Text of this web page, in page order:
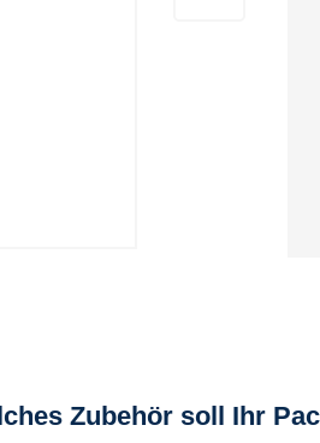
Zubehör soll Ihr